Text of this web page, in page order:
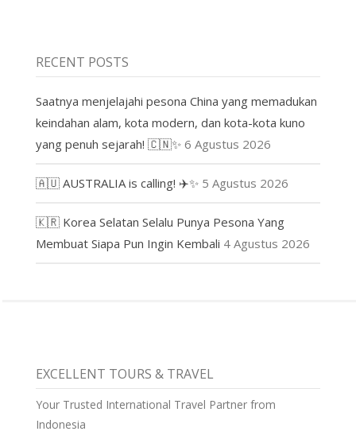
RECENT POSTS
Saatnya menjelajahi pesona China yang memadukan
keindahan alam, kota modern, dan kota-kota kuno
yang penuh sejarah! 🇨🇳✨ 6 Agustus 2026
🇦🇺 AUSTRALIA is calling! ✈️✨ 5 Agustus 2026
🇰🇷 Korea Selatan Selalu Punya Pesona Yang
Membuat Siapa Pun Ingin Kembali 4 Agustus 2026
EXCELLENT TOURS & TRAVEL
Your Trusted International Travel Partner from
Indonesia